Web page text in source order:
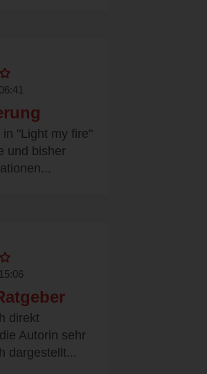
"Light my fire"
und bisher
direkt
Autorin sehr
dargestellt...